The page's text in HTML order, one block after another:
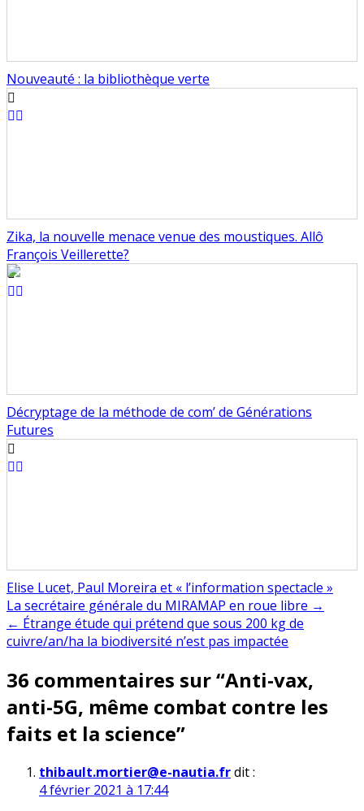
Nouveauté : la bibliothèque verte
Zika, la nouvelle menace venue des moustiques. Allô
François Veillerette?
Décryptage de la méthode de com’ de Générations
Futures
Elise Lucet, Paul Moreira et « l’information spectacle »
Navigation
de
La secrétaire générale du MIRAMAP en roue libre →
← Étrange étude qui prétend que sous 200 kg de
cuivre/an/ha la biodiversité n’est pas impactée
36 commentaires sur “Anti-vax,
anti-5G, même combat contre les
faits et la science”
thibault.mortier@e-nautia.frdit :
4 février 2021 à 17:44